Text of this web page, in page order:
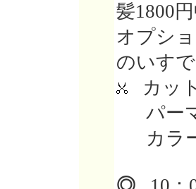
髪1800
オプシ
のいす
カッ
パーマ
カラ